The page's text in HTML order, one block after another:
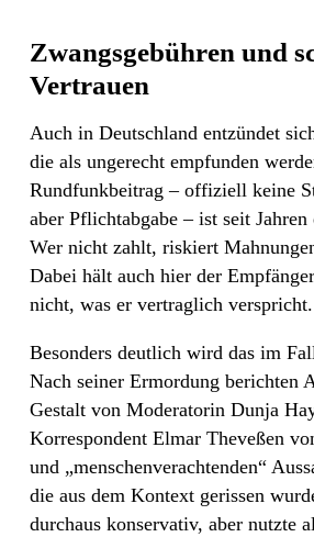
Zwangsgebühren und
Vertrauen
Auch in Deutschland entzündet
die als ungerecht empfunden
Rundfunkbeitrag – offiziell keine
aber Pflichtabgabe – ist seit
Wer nicht zahlt, riskiert
Dabei hält auch hier der
nicht, was er vertraglich verspricht.
Besonders deutlich wird das im
Nach seiner Ermordung berichten
Gestalt von Moderatorin Dunja
Korrespondent Elmar Theveßen
und „menschenverachtenden“
die aus dem Kontext gerissen
durchaus konservativ, aber nutzte